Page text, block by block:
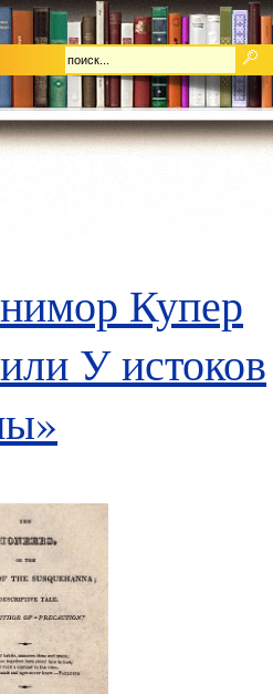
Купер
У истоков